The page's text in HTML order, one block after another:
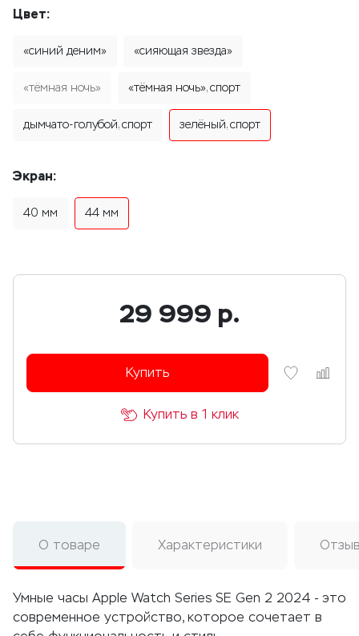
Цвет:
«синий деним» «сияющая звезда»
«тёмная ночь» «тёмная ночь», спорт
дымчато-голубой, спорт зелёный, спорт
Экран:
40 мм 44 мм
29 999 р.
Купить
Купить в 1 клик
О товаре Характеристики
Умные часы Apple Watch Series SE Gen 2 2024 - это
современное устройство, которое сочетает в